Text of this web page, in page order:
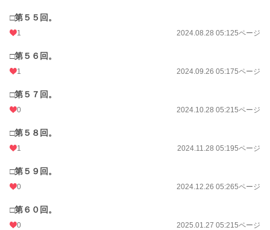
□第５５回。
1 2024.08.28 05:125ページ
□第５６回。
1 2024.09.26 05:175ページ
□第５７回。
0 2024.10.28 05:215ページ
□第５８回。
1 2024.11.28 05:195ページ
□第５９回。
0 2024.12.26 05:265ページ
□第６０回。
0 2025.01.27 05:215ページ